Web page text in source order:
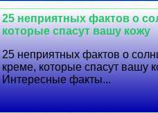
25 неприятных фактов о
которые спасут вашу кожу
25 неприятных фактов о
креме, которые спасут вашу
Интересные факты...